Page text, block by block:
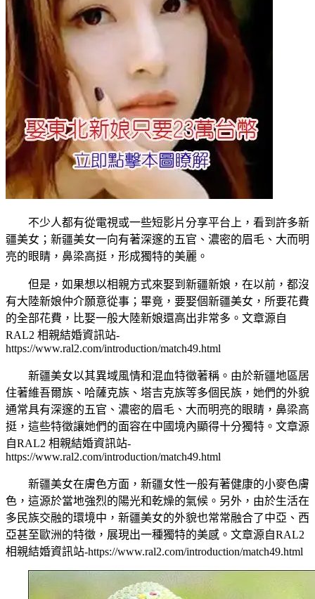
不少人都有從電視或一些短影片分享平台上，看到許多新
疆美女；新疆美女一向有著深邃的五官、濃密的眉毛、大而明
亮的眼睛，鼻梁高挺，形成獨特的美麗。
但是，如果想以相親方式來娶到新疆新娘，在以前，都沒
有大陸新娘仲介願意從事；畢竟，要娶個新疆美女，所要花費
的全部花費，比娶一般大陸新娘還高出非常多。 文章源自
RAL2 相親結婚資訊站-
https://www.ral2.com/introduction/match49.html
新疆美女以其異域風情和混血特徵著稱。由於新疆地區居
住著維吾爾族、哈薩克族、塔吉克族等多個民族，她們的外貌
通常具有深邃的五官、濃密的眉毛、大而明亮的眼睛，鼻梁高
挺，這些特徵讓她們的面容在中國境內顯得十分獨特。 文章源
自RAL2 相親結婚資訊站-
https://www.ral2.com/introduction/match49.html
新疆美女在膚色方面，新疆女性一般有著健康的小麥色膚
色，這源於當地強烈的陽光和乾燥的氣候。另外，由於生活在
多民族交融的環境中，新疆美女的外貌也常常融合了中亞、西
亞甚至歐洲的特徵，展現出一種獨特的美感。 文章源自RAL2
相親結婚資訊站-https://www.ral2.com/introduction/match49.html